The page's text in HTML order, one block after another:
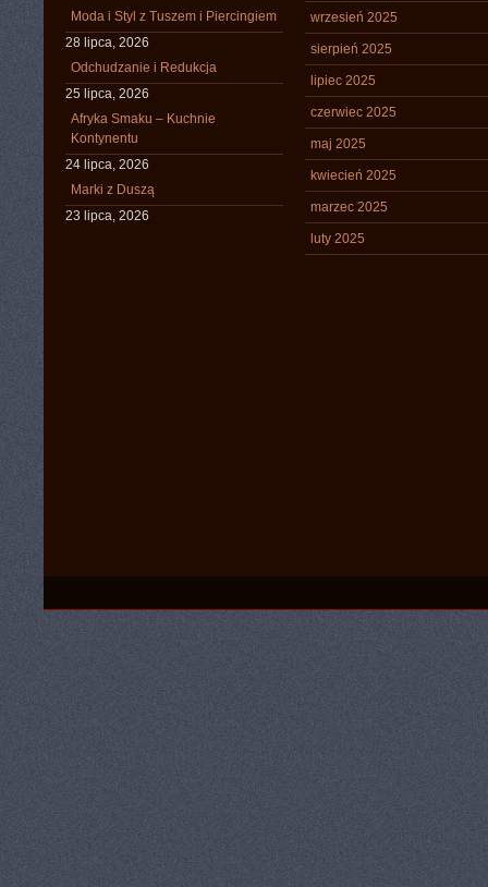
Moda i Styl z Tuszem i Piercingiem
28 lipca, 2026
Odchudzanie i Redukcja
25 lipca, 2026
Afryka Smaku – Kuchnie
Kontynentu
24 lipca, 2026
Marki z Duszą
23 lipca, 2026
wrzesień 2025
sierpień 2025
lipiec 2025
czerwiec 2025
maj 2025
kwiecień 2025
marzec 2025
luty 2025